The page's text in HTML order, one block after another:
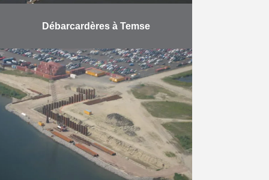
Débarcardères à Temse
Fourniture et placement de 450 m
de pontons flottants comprenant 4
ponts (longueur 45m à 100m – la
plus grande traversée: 36m) reliés
à la …
En savoir plus